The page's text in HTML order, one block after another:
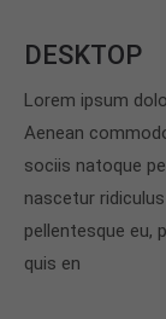
About us
adipiscing
Aenean
parturient
quam felis,
DESKTOP
Lorem ipsum
Aenean
sociis natoque
nascetur
pellentesque eu,
quis en